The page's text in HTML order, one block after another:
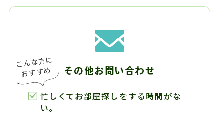
その他お問い合わせ
忙しくてお部屋探しをする時間がな
い。